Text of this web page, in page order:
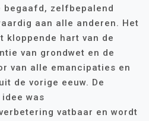
begaafd, zelfbepalend
aan alle anderen. Het
kloppende hart van de
van grondwet en de
van alle emancipaties en
de vorige eeuw. De
was
vatbaar en wordt